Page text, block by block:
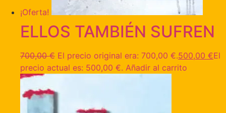
¡Oferta!
ELLOS TAMBIÉN SUFREN
700,00€ El precio original era: 700,00 €.500,00 €El
precio actual es: 500,00 €. Añadir al carrito